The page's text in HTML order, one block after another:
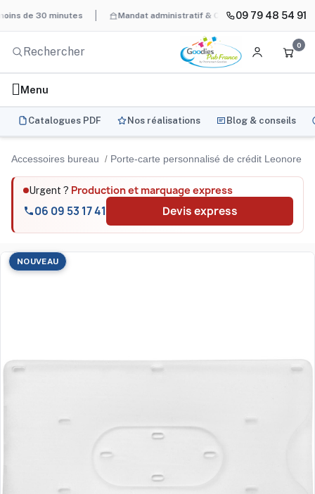
30 minutes Mandat administratif & Chorus Pro BAT
09 79 48 54 91
0
Menu
Catalogues PDF Nos réalisations Blog & conseils
Accessoires bureau Porte-carte personnalisé de crédit Leonore
Urgent ? Production et marquage express
06 09 53 17 41 Devis express
NOUVEAU